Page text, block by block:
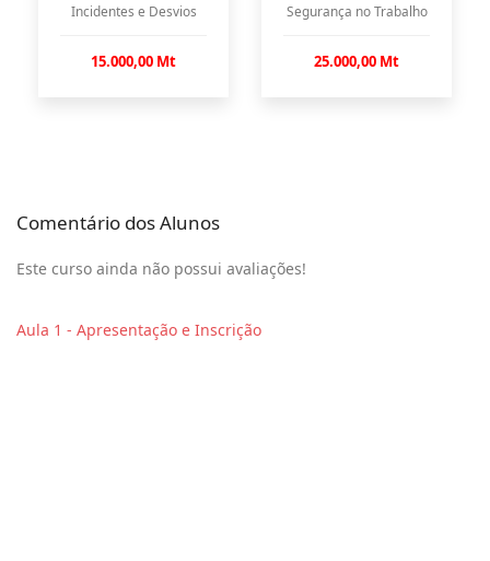
Incidentes e Desvios
15.000,00 Mt
Segurança no Trabalho
25.000,00 Mt
Comentário dos Alunos
Este curso ainda não possui avaliações!
Aula 1 - Apresentação e Inscrição